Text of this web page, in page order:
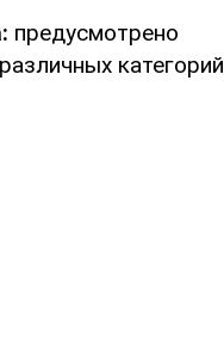
предусмотрено
категорий